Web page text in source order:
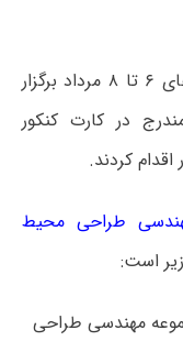
سال ۱۴۰۰ در روزهای ۶ تا ۸ مرداد برگزار
در کارت کنکور
کردند.
طراحی محیط
است: